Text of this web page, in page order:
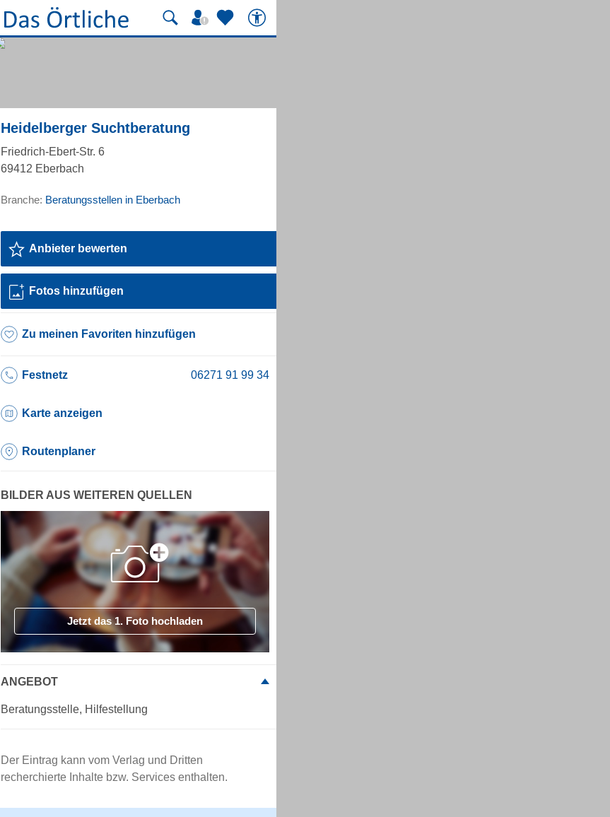
Heidelberger Suchtberatung
Friedrich-Ebert-Str. 6
69412 Eberbach
Branche: Beratungsstellen in Eberbach
Anbieter bewerten
Fotos hinzufügen
Zu meinen Favoriten hinzufügen
Festnetz
Karte anzeigen
Routenplaner
BILDER AUS WEITEREN QUELLEN
Jetzt das 1. Foto hochladen
ANGEBOT
Beratungsstelle, Hilfestellung
Der Eintrag kann vom Verlag und Dritten
recherchierte Inhalte bzw. Services enthalten.